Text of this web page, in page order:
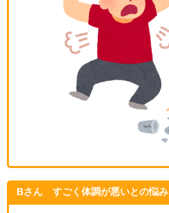
Bさん すごく体調が悪いとの悩み